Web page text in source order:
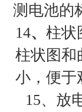
测电池的
14、 柱状
柱状图和
小，便于
15、放